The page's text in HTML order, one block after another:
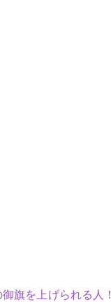
旗を上げられる人！